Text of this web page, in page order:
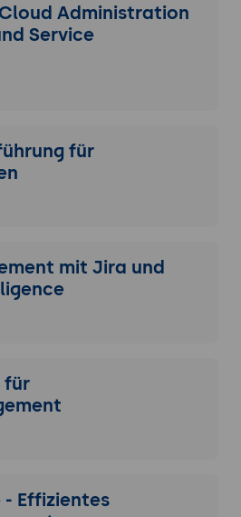
Administration
Service
für
mit Jira und
für
Effizientes